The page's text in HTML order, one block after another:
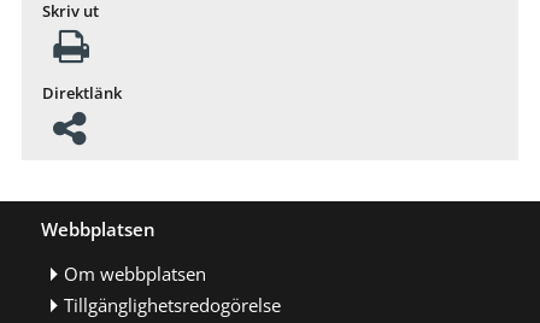
Skriv ut
Direktlänk
Webbplatsen
Om webbplatsen
Tillgänglighetsredogörelse